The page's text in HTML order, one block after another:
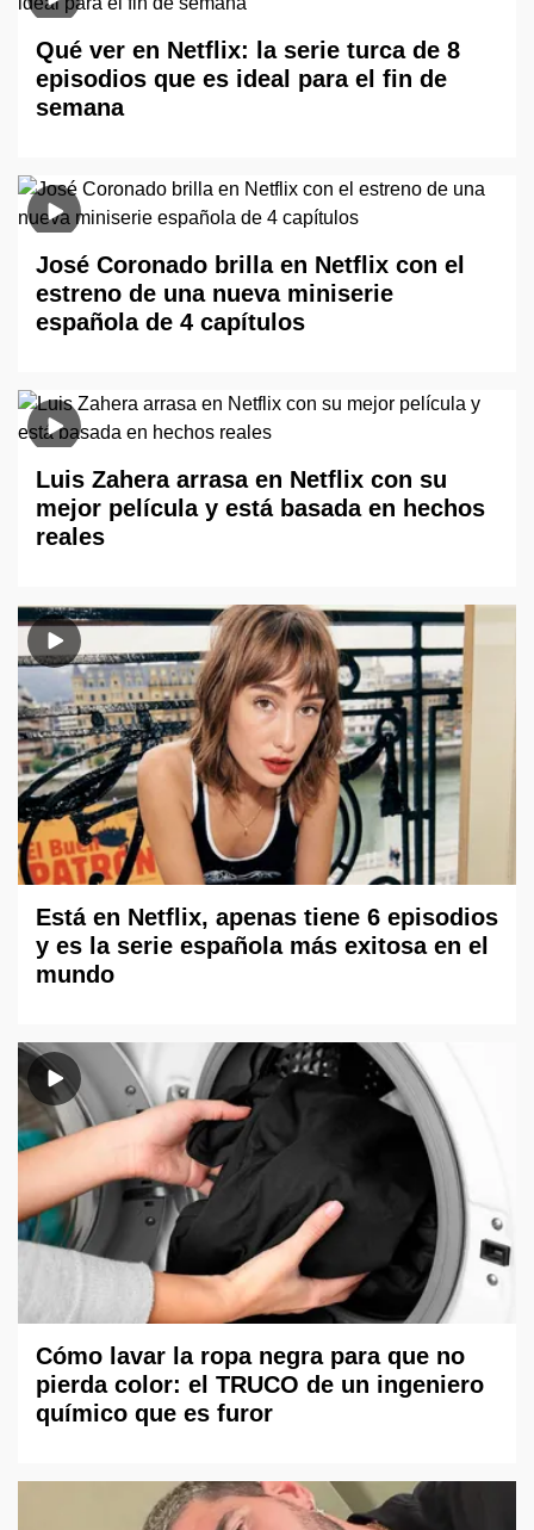
Qué ver en Netflix: la serie turca de 8
episodios que es ideal para el fin de
semana
José Coronado brilla en Netflix con el
estreno de una nueva miniserie
española de 4 capítulos
Luis Zahera arrasa en Netflix con su
mejor película y está basada en hechos
reales
Está en Netflix, apenas tiene 6 episodios
y es la serie española más exitosa en el
mundo
Cómo lavar la ropa negra para que no
pierda color: el TRUCO de un ingeniero
químico que es furor